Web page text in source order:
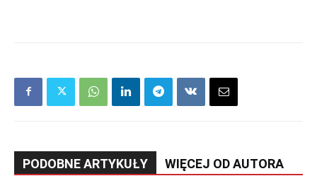
PODOBNE ARTYKUŁY WIĘCEJ OD AUTORA